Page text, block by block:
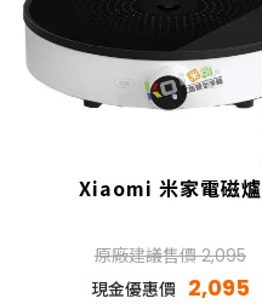
Xiaomi 米家電磁爐
原廠建議售價 2,095
現金優惠價 2,095